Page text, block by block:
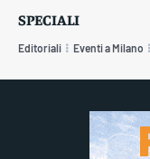
SPECIALI
Editoriali Eventi a Milano